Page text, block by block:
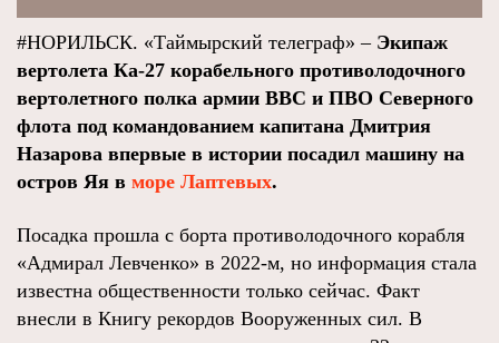
#НОРИЛЬСК. «Таймырский телеграф» – Экипаж
вертолета Ка-27 корабельного противолодочного
вертолетного полка армии ВВС и ПВО Северного
флота под командованием капитана Дмитрия
Назарова впервые в истории посадил машину на
остров Яя в море Лаптевых.
Посадка прошла с борта противолодочного корабля
«Адмирал Левченко» в 2022-м, но информация стала
известна общественности только сейчас. Факт
внесли в Книгу рекордов Вооруженных сил. В